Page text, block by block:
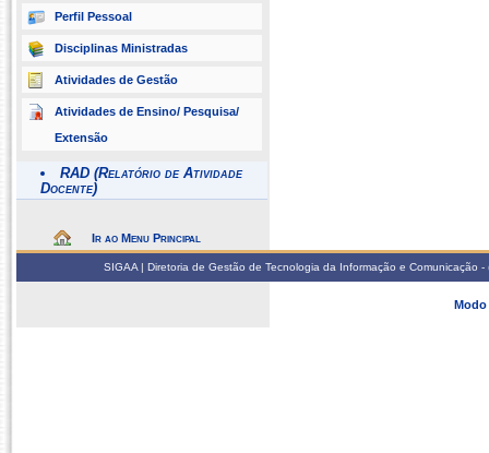
Perfil Pessoal
Disciplinas Ministradas
Atividades de Gestão
Atividades de Ensino/ Pesquisa/
Extensão
RAD (Relatório de Atividade
Docente)
Ir ao Menu Principal
SIGAA | Diretoria de Gestão de Tecnologia da Informação e
Modo